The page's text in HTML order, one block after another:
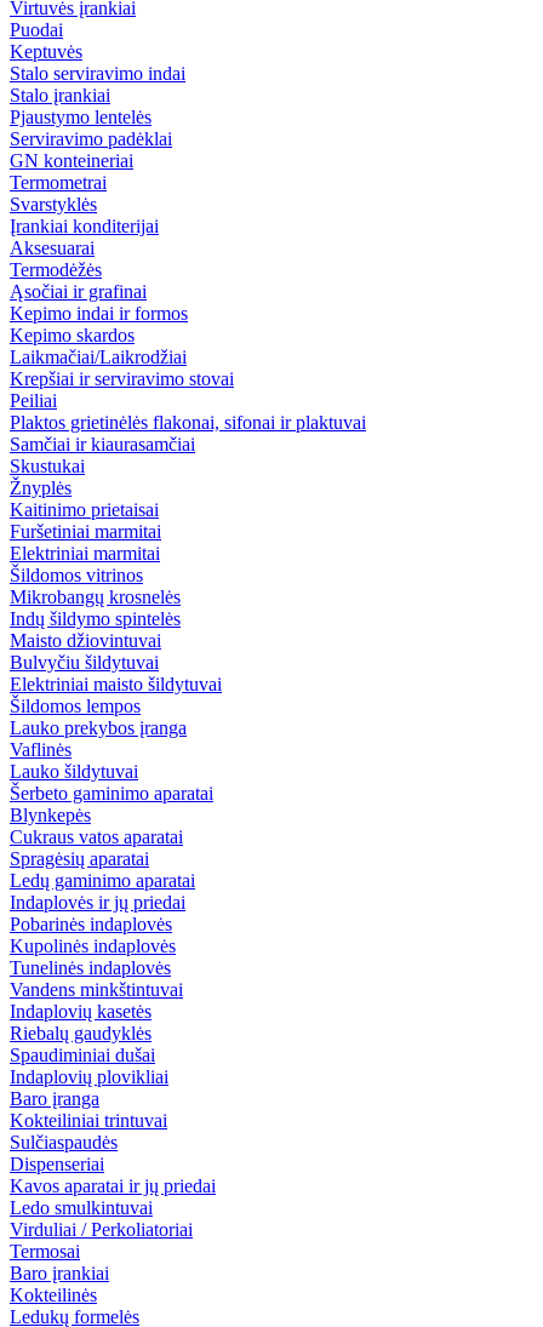
Virtuvės įrankiai
Puodai
Keptuvės
Stalo serviravimo indai
Stalo įrankiai
Pjaustymo lentelės
Serviravimo padėklai
GN konteineriai
Termometrai
Svarstyklės
Įrankiai konditerijai
Aksesuarai
Termodėžės
Ąsočiai ir grafinai
Kepimo indai ir formos
Kepimo skardos
Laikmačiai/Laikrodžiai
Krepšiai ir serviravimo stovai
Peiliai
Plaktos grietinėlės flakonai, sifonai ir plaktuvai
Samčiai ir kiaurasamčiai
Skustukai
Žnyplės
Kaitinimo prietaisai
Furšetiniai marmitai
Elektriniai marmitai
Šildomos vitrinos
Mikrobangų krosnelės
Indų šildymo spintelės
Maisto džiovintuvai
Bulvyčiu šildytuvai
Elektriniai maisto šildytuvai
Šildomos lempos
Lauko prekybos įranga
Vaflinės
Lauko šildytuvai
Šerbeto gaminimo aparatai
Blynkepės
Cukraus vatos aparatai
Spragėsių aparatai
Ledų gaminimo aparatai
Indaplovės ir jų priedai
Pobarinės indaplovės
Kupolinės indaplovės
Tunelinės indaplovės
Vandens minkštintuvai
Indaplovių kasetės
Riebalų gaudyklės
Spaudiminiai dušai
Indaplovių plovikliai
Baro įranga
Kokteiliniai trintuvai
Sulčiaspaudės
Dispenseriai
Kavos aparatai ir jų priedai
Ledo smulkintuvai
Virduliai / Perkoliatoriai
Termosai
Baro įrankiai
Kokteilinės
Ledukų formelės